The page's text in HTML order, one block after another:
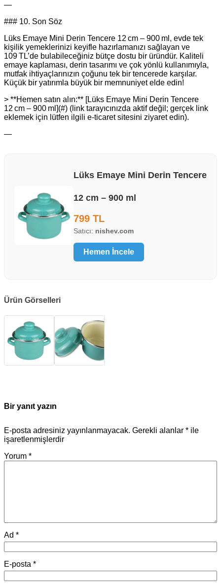
—
### 10. Son Söz
Lüks Emaye Mini Derin Tencere 12 cm – 900 ml, evde tek
kişilik yemeklerinizi keyifle hazırlamanızı sağlayan ve
109 TL’de bulabileceğiniz bütçe dostu bir üründür. Kaliteli
emaye kaplaması, derin tasarımı ve çok yönlü kullanımıyla,
mutfak ihtiyaçlarınızın çoğunu tek bir tencerede karşılar.
Küçük bir yatırımla büyük bir memnuniyet elde edin!
> **Hemen satın alın:** [Lüks Emaye Mini Derin Tencere
12 cm – 900 ml](#) (link tarayıcınızda aktif değil; gerçek link
eklemek için lütfen ilgili e-ticaret sitesini ziyaret edin).
—
Lüks Emaye Mini Derin Tencere
12 cm – 900 ml
799 TL
Satıcı: nishev.com
Hemen İncele
Ürün Görselleri
Bir yanıt yazın
E-posta adresiniz yayınlanmayacak. Gerekli alanlar * ile
işaretlenmişlerdir
Yorum *
Ad *
E-posta *